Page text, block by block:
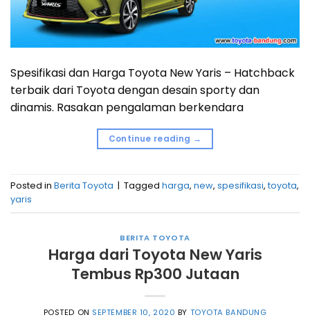
Spesifikasi dan Harga Toyota New Yaris – Hatchback
terbaik dari Toyota dengan desain sporty dan
dinamis. Rasakan pengalaman berkendara
Continue reading →
Posted in Berita Toyota | Tagged harga, new, spesifikasi, toyota,
yaris
BERITA TOYOTA
Harga dari Toyota New Yaris
Tembus Rp300 Jutaan
POSTED ON SEPTEMBER 10, 2020 BY TOYOTA BANDUNG